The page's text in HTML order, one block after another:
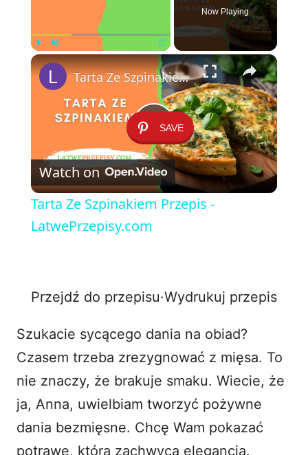
Now Playing
×
SAVE
P
l
V
i
d
e
Tarta Ze Szpinakiem Przepis - LatwePrzepisy.com
Watch on
Tarta Ze Szpinakiem Przepis -
LatwePrzepisy.com
Przejdź do przepisu·Wydrukuj przepis
Szukacie sycącego dania na obiad?
Czasem trzeba zrezygnować z mięsa. To
nie znaczy, że brakuje smaku. Wiecie, że
ja, Anna, uwielbiam tworzyć pożywne
dania bezmięsne. Chcę Wam pokazać
potrawę, która zachwyca elegancją.